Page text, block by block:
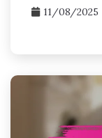
11/08/2025